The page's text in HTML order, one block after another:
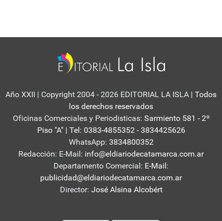
Año XXII | Copyright 2004 - 2026 EDITORIAL LA ISLA | Todos
los derechos reservados
Oficinas Comerciales y Periodisticas: Sarmiento 581 - 2º
Piso "A" | Tel: 0383-4855352 - 3834425626
WhatsApp: 3834800352
Redacción: E-Mail: info@eldiariodecatamarca.com.ar
Departamento Comercial: E-Mail:
publicidad@eldiariodecatamarca.com.ar
Director: José Alsina Alcobért